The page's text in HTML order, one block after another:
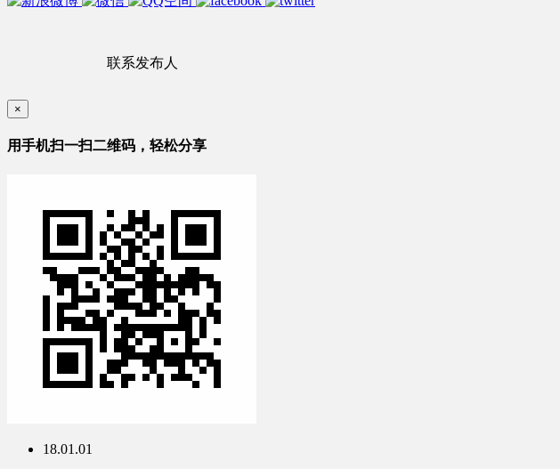
联系发布人
×
用手机扫一扫二维码，轻松分享
18.01.01